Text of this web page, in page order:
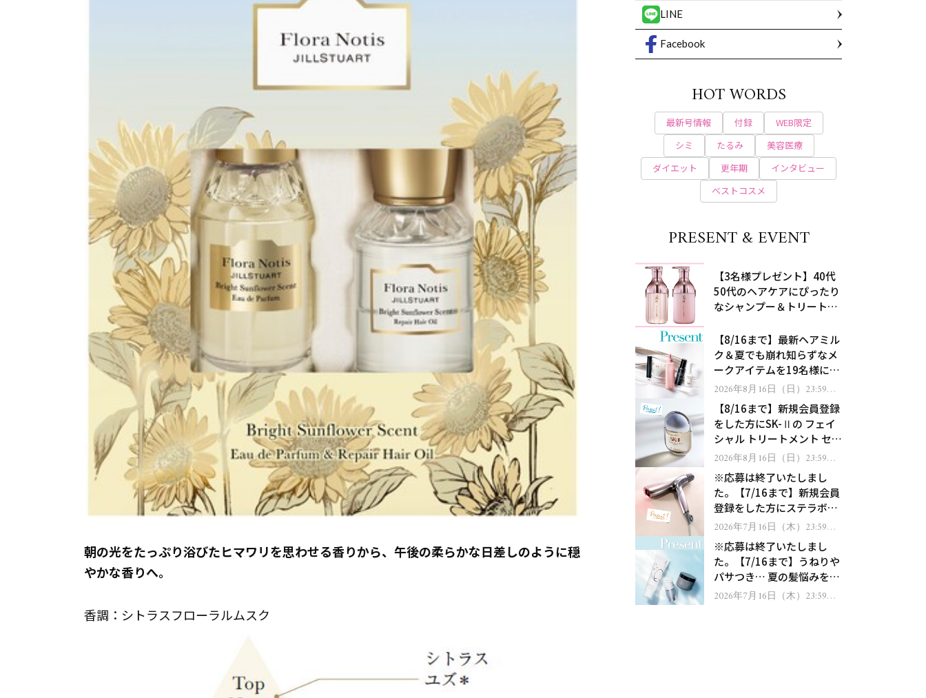
朝の光をたっぷり浴びたヒマワリを思わせる香りから、午後の柔らかな日差しのように穏
やかな香りへ。
香調：シトラスフローラルムスク
LINE
Facebook
HOT WORDS
最新号情報 付録
WEB限定
シミ
たるみ
美容医療
ダイエット
更年期
インタビュー
ベストコスメ
PRESENT & EVENT
【3名様プレゼント】40代
50代のヘアケアにぴったり
なシャンプー＆トリートメ
処！
【8/16まで】最新ヘアミル
ク＆夏でも崩れ知らずなメ
ークアイテムを19名様にプ
レゼント！
2026年8月16日（日）23:59ま
で【8/16まで】新規会員登録
をした方にSK-Ⅱの フェイ
シャル トリートメント セラ
ムをプレゼント！
2026年8月16日（日）23:59ま
※応募は終了いたしまし
た。【7/16まで】新規会員
登録をした方にステラボー
テのシャインリバース ヘア
ゼント！
2026年7月16日（木）23:59ま
※応募は終了いたしまし
た。【7/16まで】うねりや
パサつき… 夏の髪悩みを解
消するヘアケアアイテムを
2026年7月16日（木）23:59ま